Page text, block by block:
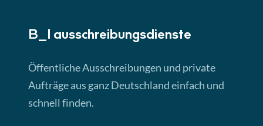
Lektion 3
► 4:31 Min
B_I ausschreibungs­dienste
Öffentliche Ausschreibungen und private
Aufträge aus ganz Deutschland einfach und
schnell finden.